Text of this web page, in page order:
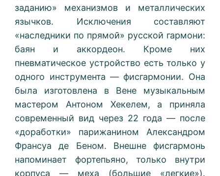
заданию» механизмов и металлических
язычков. Исключения составляют
«наследники по прямой» русской гармони:
баян и аккордеон. Кроме них
пневматическое устройство есть только у
одного инструмента — фисгармонии. Она
была изготовлена в Вене музыкальным
мастером Антоном Хекелем, а приняла
современный вид через 22 года — после
«доработки» парижанином Александром
Франсуа де Беном. Внешне фисгармонь
напоминает фортепьяно, только внутри
корпуса — меха (большие «легкие»).